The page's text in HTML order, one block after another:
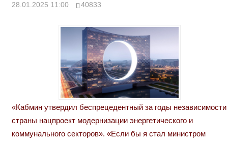
28.01.2025 11:00 40833
«Кабмин утвердил беспрецедентный за годы независимости
страны нацпроект модернизации энергетического и
коммунального секторов». «Если бы я стал министром